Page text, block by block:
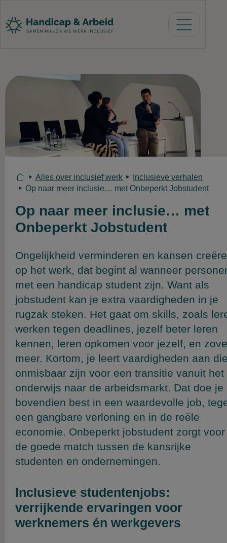
U bent hier
Alles over inclusief werk
Inclusieve verhalen
Op naar meer inclusie… met Onbeperkt Jobstudent
Op naar meer inclusie… met
Onbeperkt Jobstudent
Ongelijkheid verminderen en kansen
op het werk, dat begint al wanneer
met een handicap student zijn. Want als
jobstudent kan je extra vaardigheden in je
rugzak steken. Het gaat om skills, zoals
werken tegen deadlines, jezelf beter leren
kennen, leren opkomen voor jezelf, en
meer. Kortom, je leert vaardigheden aan
onmisbaar zijn voor een transitie vanuit het
onderwijs naar de arbeidsmarkt. Dat doe je
bovendien best in een waardevolle job,
een gangbare verloning en in de reële
economie. Onbeperkt jobstudent zorgt voor
de goede match tussen de kansrijke
studenten en ondernemingen.
Inclusieve studentenjobs:
verrijkende ervaringen voor
werknemers én werkgevers